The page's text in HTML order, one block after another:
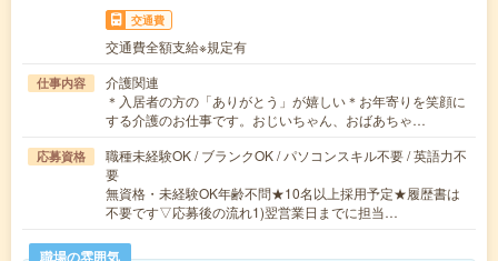
交通費
交通費全額支給※規定有
仕事内容
介護関連
＊入居者の方の「ありがとう」が嬉しい＊お年寄りを笑顔に
する介護のお仕事です。おじいちゃん、おばあちゃ…
応募資格
職種未経験OK / ブランクOK / パソコンスキル不要 / 英語力不
要
無資格・未経験OK年齢不問★10名以上採用予定★履歴書は
不要です▽応募後の流れ1)翌営業日までに担当…
職場の雰囲気